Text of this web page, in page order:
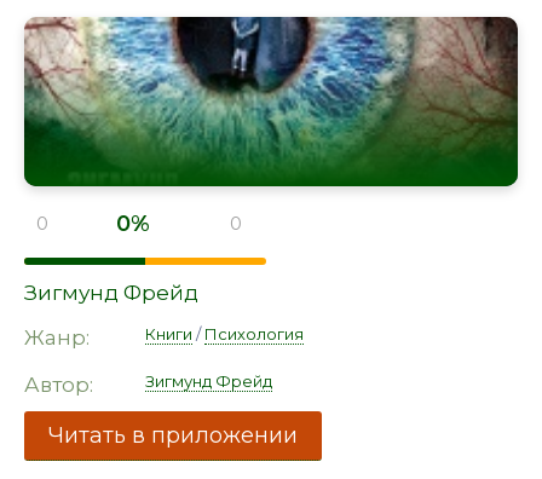
0 0% 0
Зигмунд Фрейд
Жанр:
Книги /Психология
Автор: Зигмунд Фрейд
Читать в приложении